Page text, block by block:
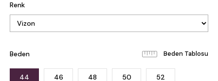
Renk
Beden Beden Tablosu
44 46 48 50 52